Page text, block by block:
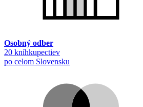
Osobný odber
20 kníhkupectiev
po celom Slovensku